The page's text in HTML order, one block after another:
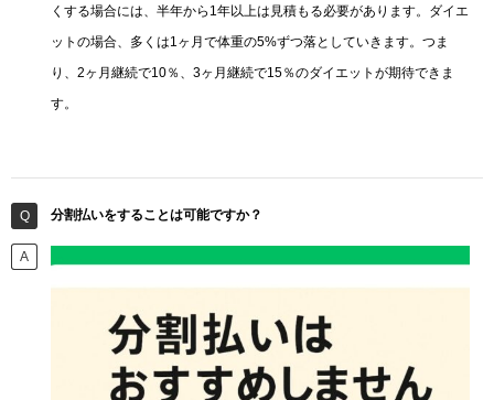
くする場合には、半年から1年以上は見積もる必要があります。ダイエ
ットの場合、多くは1ヶ月で体重の5%ずつ落としていきます。つま
り、2ヶ月継続で10％、3ヶ月継続で15％のダイエットが期待できま
す。
分割払いをすることは可能ですか？